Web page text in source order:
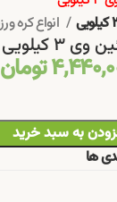
انواع کره ورزشی
۳ کیلویی
تومان
به سبد خرید
ها